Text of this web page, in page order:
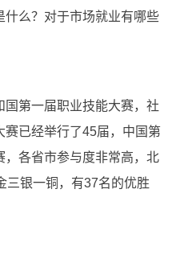
什么？对于市场就业有哪些
第一届职业技能大赛，社
赛已经举行了45届，中国第
各省市参与度非常高，北
三银一铜，有37名的优胜